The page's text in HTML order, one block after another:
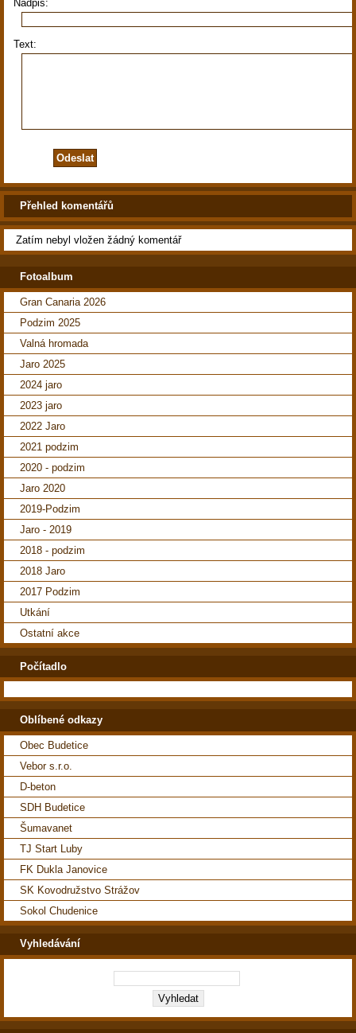
Nadpis:
Text:
Přehled komentářů
Zatím nebyl vložen žádný komentář
Fotoalbum
Gran Canaria 2026
Podzim 2025
Valná hromada
Jaro 2025
2024 jaro
2023 jaro
2022 Jaro
2021 podzim
2020 - podzim
Jaro 2020
2019-Podzim
Jaro - 2019
2018 - podzim
2018 Jaro
2017 Podzim
Utkání
Ostatní akce
Počítadlo
Oblíbené odkazy
Obec Budetice
Vebor s.r.o.
D-beton
SDH Budetice
Šumavanet
TJ Start Luby
FK Dukla Janovice
SK Kovodružstvo Strážov
Sokol Chudenice
Vyhledávání